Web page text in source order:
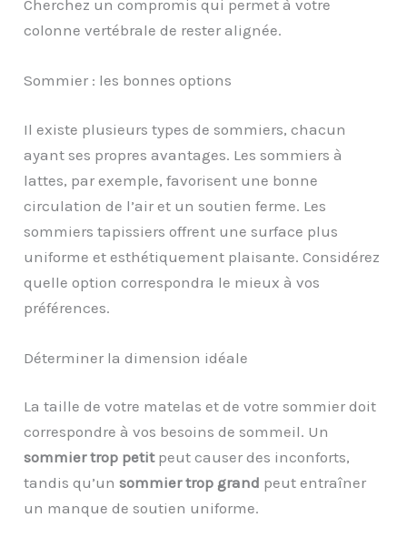
Cherchez un compromis qui permet à votre
colonne vertébrale de rester alignée.
Sommier : les bonnes options
Il existe plusieurs types de sommiers, chacun
ayant ses propres avantages. Les sommiers à
lattes, par exemple, favorisent une bonne
circulation de l’air et un soutien ferme. Les
sommiers tapissiers offrent une surface plus
uniforme et esthétiquement plaisante. Considérez
quelle option correspondra le mieux à vos
préférences.
Déterminer la dimension idéale
La taille de votre matelas et de votre sommier doit
correspondre à vos besoins de sommeil. Un
sommier trop petitpeut causer des inconforts,
tandis qu’unsommier trop grand peut entraîner
un manque de soutien uniforme.